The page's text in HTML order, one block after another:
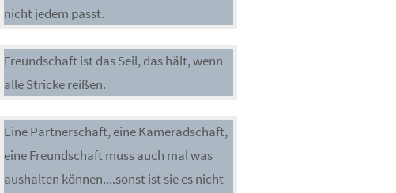
nicht jedem passt.
Freundschaft ist das Seil, das hält, wenn
alle Stricke reißen.
Eine Partnerschaft, eine Kameradschaft,
eine Freundschaft muss auch mal was
aushalten können....sonst ist sie es nicht